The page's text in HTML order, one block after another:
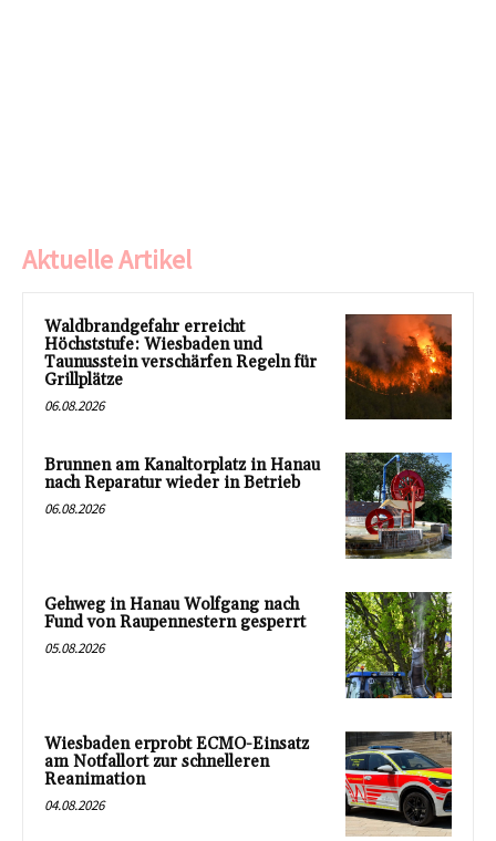
Aktuelle Artikel
Waldbrandgefahr erreicht
Höchststufe: Wiesbaden und
Taunusstein verschärfen Regeln für
Grillplätze
06.08.2026
Brunnen am Kanaltorplatz in Hanau
nach Reparatur wieder in Betrieb
06.08.2026
Gehweg in Hanau Wolfgang nach
Fund von Raupennestern gesperrt
05.08.2026
Wiesbaden erprobt ECMO-Einsatz
am Notfallort zur schnelleren
Reanimation
04.08.2026